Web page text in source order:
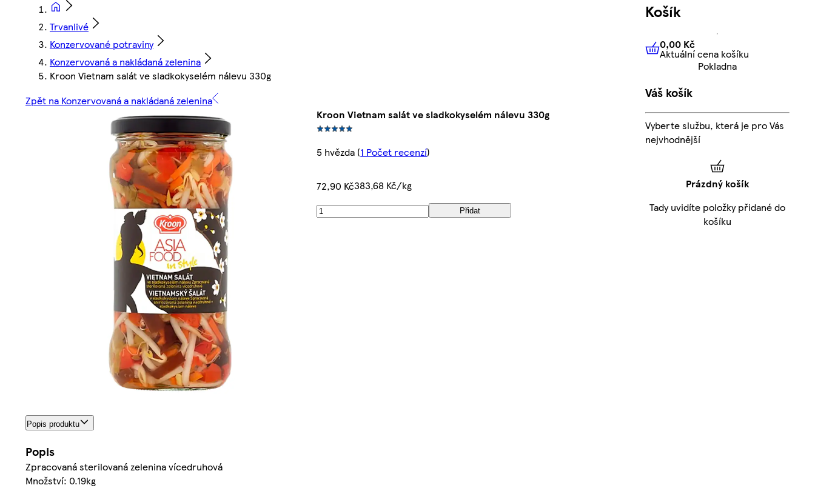
Trvanlivé
Konzervované potraviny
Konzervovaná a nakládaná zelenina
Kroon Vietnam salát ve sladkokyselém nálevu 330g
Zpět na Konzervovaná a nakládaná zelenina
Kroon Vietnam salát ve sladkokyselém nálevu 330g
5 hvězda (1 Počet recenzí)
72,90 Kč383,68 Kč/kg
Přidat
Popis produktu
Popis
Zpracovaná sterilovaná zelenina vícedruhová
Množství: 0.19kg
Košík
0,00 KčAktuální cena košíku
0,00 Kč
Aktuální cena košíku
Pokladna
Váš košík
Vyberte službu, která je pro Vás
nejvhodnější
Prázdný košík
Tady uvidíte položky přidané do
košíku